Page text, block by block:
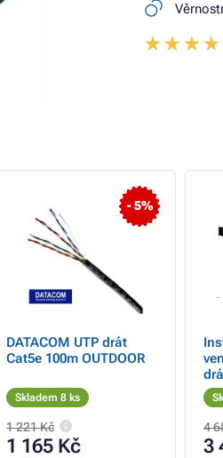
- 5%
DATACOM UTP drát
Cat5e 100m OUTDOOR
Skladem 8 ks
1 221 Kč
1 165 Kč
4
3